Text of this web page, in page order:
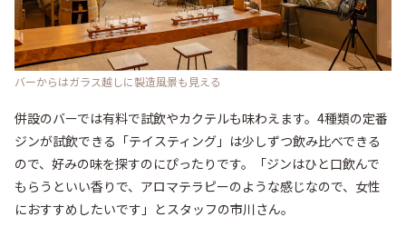
バーからはガラス越しに製造風景も見える
併設のバーでは有料で試飲やカクテルも味わえます。4種類の定番
ジンが試飲できる「テイスティング」は少しずつ飲み比べできる
ので、好みの味を探すのにぴったりです。「ジンはひと口飲んで
もらうといい香りで、アロマテラピーのような感じなので、女性
におすすめしたいです」とスタッフの市川さん。